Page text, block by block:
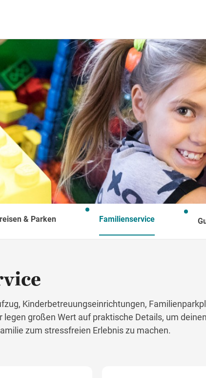
& Parken Familienservice
Kinderbetreuungseinrichtungen,
großen Wert auf praktische Details, um
zum stressfreien Erlebnis zu machen.